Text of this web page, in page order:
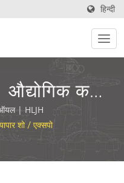
हिन्दी
कटाई
| HLJH
| HLJH
शो / एक्सपो